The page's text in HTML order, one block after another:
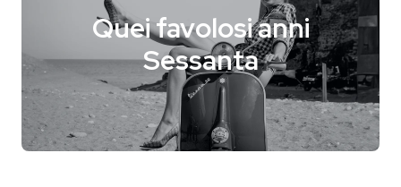
Quei favolosi anni
Sessanta